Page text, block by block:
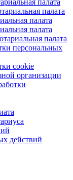
палата
палата
палата
палата
персональных
cookie
организации
действий